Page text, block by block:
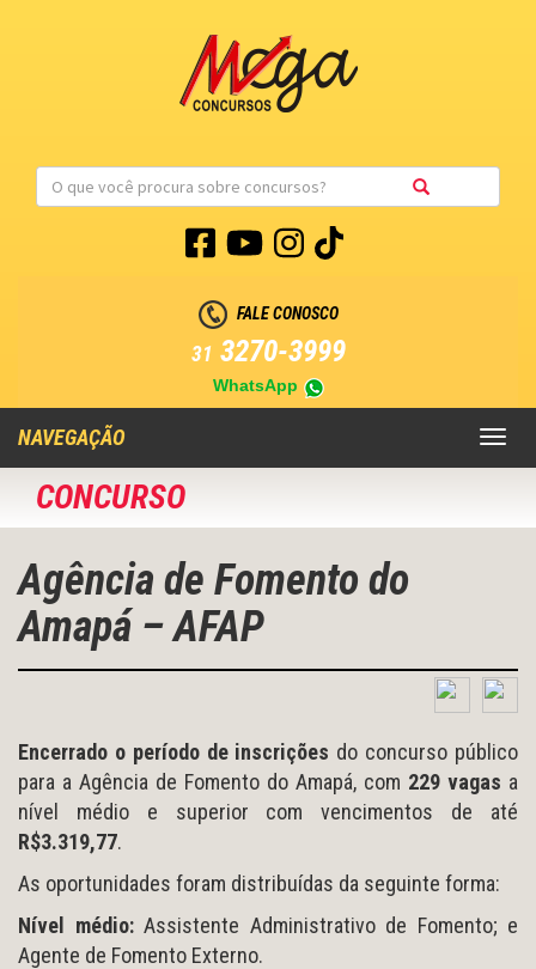
FALE CONOSCO
31 3270-3999
WhatsApp
Toggle
NAVEGAÇÃO
CONCURSO
Agência de Fomento do
Amapá – AFAP
Encerrado o período de inscrições do concurso público
para a Agência de Fomento do Amapá, com 229 vagas a
nível médio e superior com vencimentos de até
R$3.319,77.
As oportunidades foram distribuídas da seguinte forma:
Nível médio:Assistente Administrativo de Fomento; e
Agente de Fomento Externo.